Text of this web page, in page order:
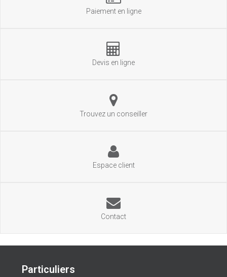
Paiement en ligne
Devis en ligne
Trouvez un conseiller
Espace client
Contact
Particuliers